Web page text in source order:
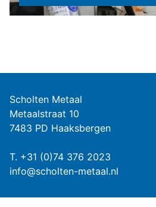
Scholten Metaal
Metaalstraat 10
7483 PD Haaksbergen
T. +31 (0)74 376 2023
info@scholten-metaal.nl